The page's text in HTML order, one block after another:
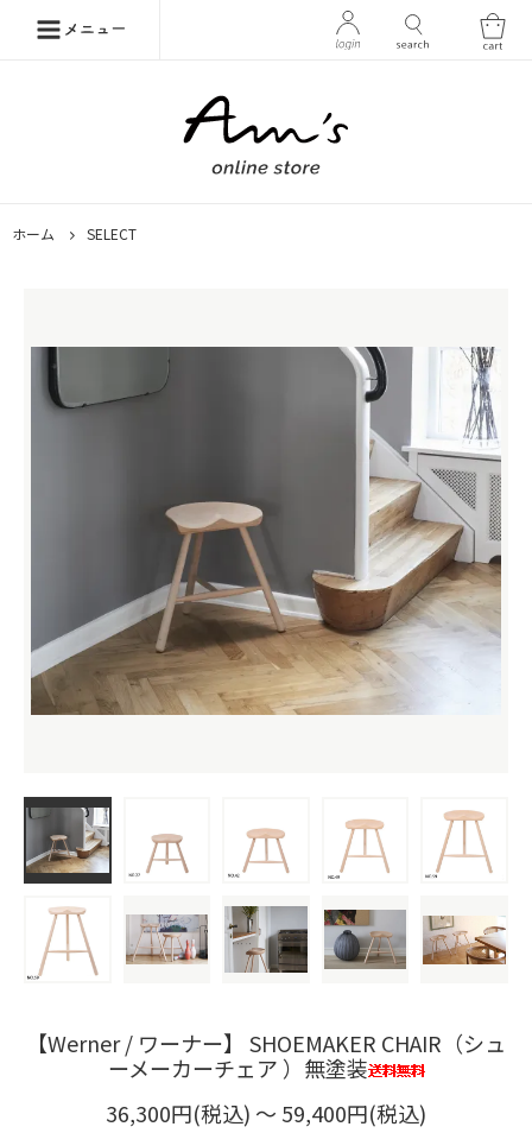
ホーム SELECT
【Werner / ワーナー】 SHOEMAKER CHAIR（シュ
ーメーカーチェア ）無塗装
36,300円(税込) 〜 59,400円(税込)